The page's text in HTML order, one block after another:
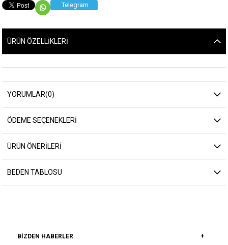
Telegram
ÜRÜN ÖZELLIKLERI
YORUMLAR(0)
ÖDEME SEÇENEKLERI
ÜRÜN ÖNERILERI
BEDEN TABLOSU
BIZDEN HABERLER